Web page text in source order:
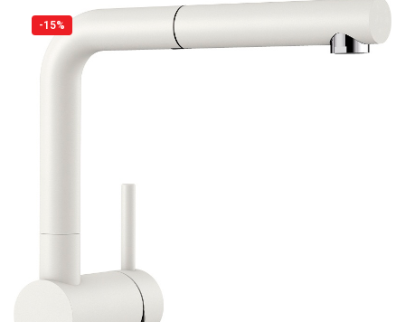
-15%